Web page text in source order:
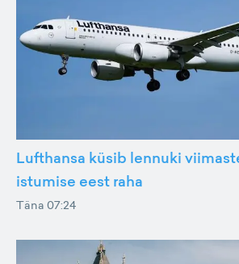
Lufthansa küsib lennuki
istumise eest raha
Täna 07:24